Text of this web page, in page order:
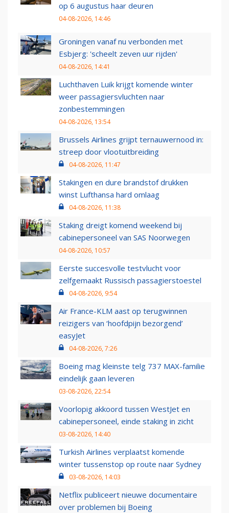
op 6 augustus haar deuren
04-08-2026, 14:46
Groningen vanaf nu verbonden met
Esbjerg: 'scheelt zeven uur rijden'
04-08-2026, 14:41
Luchthaven Luik krijgt komende winter
weer passagiersvluchten naar
zonbestemmingen
04-08-2026, 13:54
Brussels Airlines grijpt ternauwernood in:
streep door vlootuitbreiding
04-08-2026, 11:47
Stakingen en dure brandstof drukken
winst Lufthansa hard omlaag
04-08-2026, 11:38
Staking dreigt komend weekend bij
cabinepersoneel van SAS Noorwegen
04-08-2026, 10:57
Eerste succesvolle testvlucht voor
zelfgemaakt Russisch passagierstoestel
04-08-2026, 9:54
Air France-KLM aast op terugwinnen
reizigers van ‘hoofdpijn bezorgend’
easyJet
04-08-2026, 7:26
Boeing mag kleinste telg 737 MAX-familie
eindelijk gaan leveren
03-08-2026, 22:54
Voorlopig akkoord tussen WestJet en
cabinepersoneel, einde staking in zicht
03-08-2026, 14:40
Turkish Airlines verplaatst komende
winter tussenstop op route naar Sydney
03-08-2026, 14:03
Netflix publiceert nieuwe documentaire
over problemen bij Boeing